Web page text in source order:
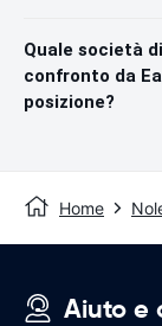
Quale società
confronto da
posizione?
Home
Aiuto e